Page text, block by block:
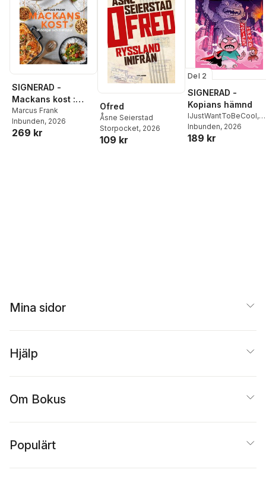
SIGNERAD -
Mackans kost :
Middagar och
matlådor
Marcus Frank
Inbunden, 2026
269 kr
Ofred
Åsne Seierstad
Storpocket, 2026
109 kr
Del 2
SIGNERAD -
Kopians hämnd
IJustWantToBeCool,
Joel Adolphson
Ejdemo Beer
Inbunden, 2026
189 kr
Mina sidor
Hjälp
Om Bokus
Populärt